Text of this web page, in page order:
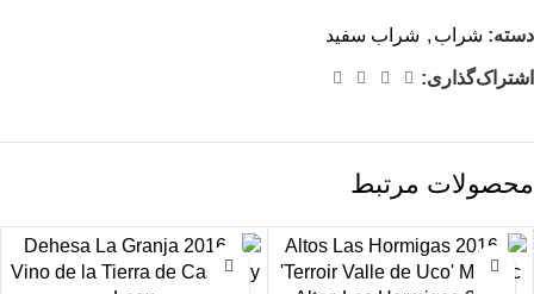
دسته: شراب , شراب سفید
اشتراک‌گذاری:
محصولات مرتبط